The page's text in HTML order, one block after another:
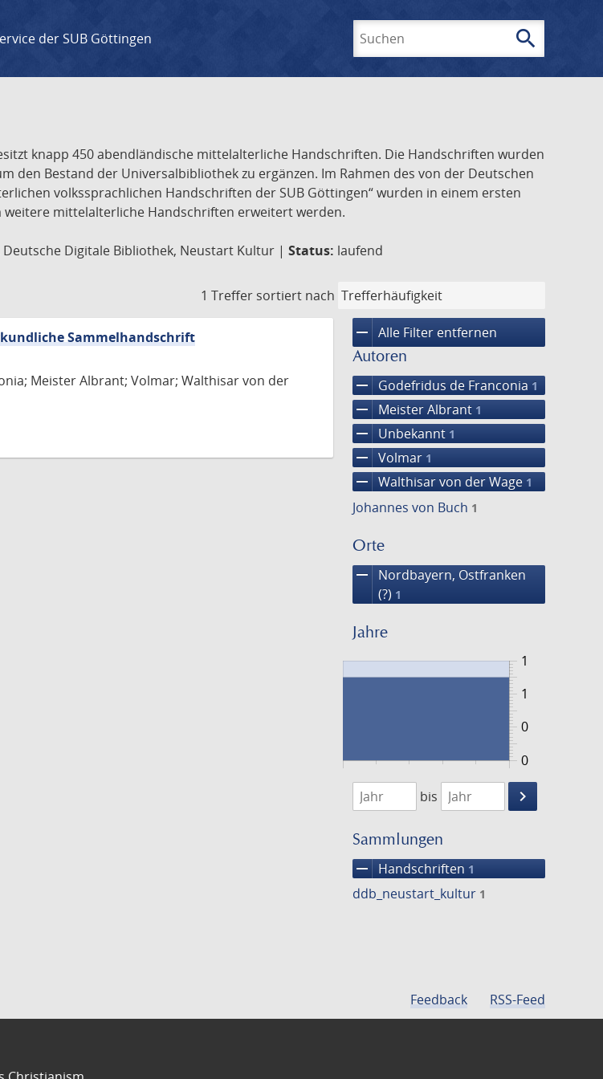
der SUB Göttingen search
knapp 450 abendländische mittelalterliche Handschriften. Die Handschriften wurden
den Bestand der Universalbibliothek zu ergänzen. Im Rahmen des von der Deutschen
volkssprachlichen Handschriften der SUB Göttingen“ wurden in einem ersten
mittelalterliche Handschriften erweitert werden.
Digitale Bibliothek, Neustart Kultur | Status: laufend
1 Treffer sortiert nach
remove Alle Filter entfernen
Autoren
remove Godefridus de Franconia 1
remove Meister Albrant 1
remove Unbekannt 1
remove Volmar 1
remove Walthisar von der Wage 1
Johannes von Buch 1
Orte
remove
Nordbayern, Ostfranken
(?) 1
Jahre
0
1
0
1
1474
1475
bis
keyboard_arrow_right
Suche
Sammlungen
remove Handschriften 1
ddb_neustart_kultur 1
Sammelhandschrift
Meister Albrant; Volmar; Walthisar von der
Feedback RSS-Feed